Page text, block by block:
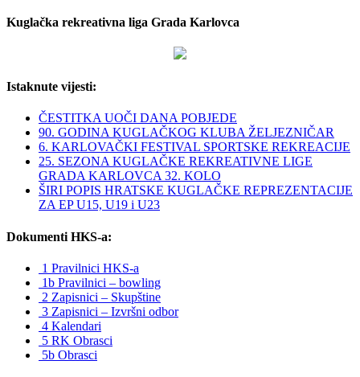
Kuglačka rekreativna liga Grada Karlovca
Istaknute vijesti:
ČESTITKA UOČI DANA POBJEDE
90. GODINA KUGLAČKOG KLUBA ŽELJEZNIČAR
6. KARLOVAČKI FESTIVAL SPORTSKE REKREACIJE
25. SEZONA KUGLAČKE REKREATIVNE LIGE
GRADA KARLOVCA 32. KOLO
ŠIRI POPIS HRATSKE KUGLAČKE REPREZENTACIJE
ZA EP U15, U19 i U23
Dokumenti HKS-a:
1 Pravilnici HKS-a
1b Pravilnici – bowling
2 Zapisnici – Skupštine
3 Zapisnici – Izvršni odbor
4 Kalendari
5 RK Obrasci
5b Obrasci